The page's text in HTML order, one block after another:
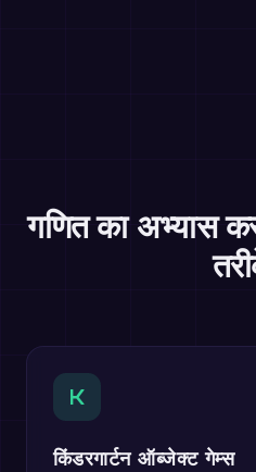
गणित का अभ्यास
K
किंडरगार्टन ऑब्जेक्ट गेम्स